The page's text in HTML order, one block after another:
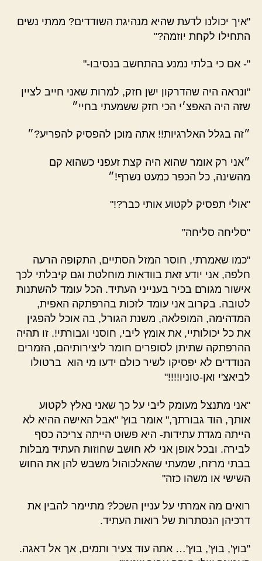
"איך יכולנו לדעת שהיא מנהיגת השודדים? ממתי נשים
התחילו לקחת יוזמה?"
"- אם כי בלתי נמנע בהתחשב בנסיבו-"
"ונראה היה שהדרקון ישן חזק, למרות שאני חייב לציין
שזה היה האפצ׳י הכי חזק ששמעתי בחיי״
״זה בגלל האלרגיות!! אתה מוכן להפסיק להפריע?״
״אני רק אומר שהוא היה קצת זעפני כשהוא קם
מהשינה, כל הכפר כמעט נשרף!״
"אולי תפסיק לקטוע אותי כבר?!"
"סליחה סליחה"
"כמו שאמרתי, חוסר המזל הסתיים, התקופה הרעה
חלפה, אני יודע זאת בוודאות מוחלטת וגם קיבלתי לכך
אישור מגורם בכיר בענייני העתיד. הכל עומד להשתנות
לטובה. בקרוב אני עומד לזכות בהרפתקה האפית,
המדהימה, המופלאה, משנת הגורל, בה אוכל להפגין
את כל יכולותיי, את אומץ ליבי, חוסני וגבורתי!. זו תהיה
ההרפתקה שתיתן לסופרים חומר ליצירותיהם, הזמרים
הנודדים לא יפסיקו לשיר כולם ידעו מי הוא ברטולו
לביאצ'י ואן-טוניו!!!!"
"אני מתנצל מעומק ליבי על כך שאני נאלץ לקטוע
אותך, הוד גבורתך," אומר בוץ' "אבל האישה ההיא לא
הייתה מגדת עתידות- היא פשוט הייתה צריכה כסף
לבירה. ובכל אופן אני לא חושב שחוזות העתיד מבלות
בבתי מרזח, שמעתי שהאלכוהול משבש להן את החוש
השישי או משהו כזה"
רואים מה אמרתי על עניין השכל? מתיימר להבין את
דרכיהן הנסתרות של רואות העתיד.
"בוץ', בוץ', בוץ'… אתה עוד צעיר ותמים, אך אל דאגה.